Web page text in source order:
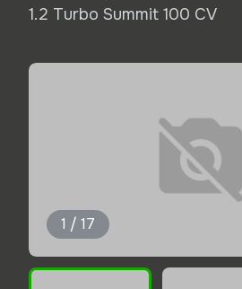
1.2 Turbo Summit 100 CV
1 / 17